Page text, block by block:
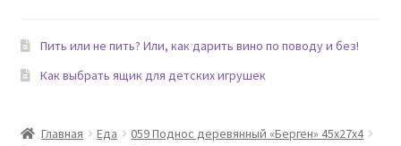
Сад
Пить или не пить? Или, как дарить вино по поводу и без!
Как выбрать ящик для детских игрушек
Главная Еда
059 Поднос деревянный «Берген» 45х27х4